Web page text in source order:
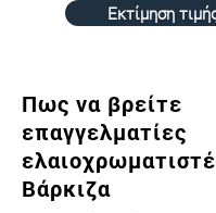
Εκτίμηση
Πως να βρείτε
επαγγελματίες
Βάρκιζα